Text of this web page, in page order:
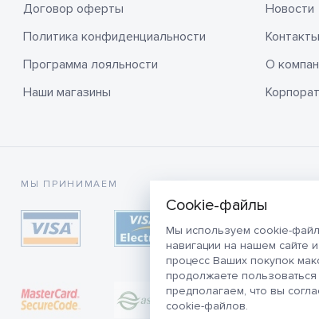
Мы используем cookie-
навигации на нашем сайте
процесс Ваших покупок
продолжаете
предполагаем, что вы
cookie-файлов.
Договор оферты
Политика конфиденциальности
Программа лояльности
Наши магазины
Новости
Контакты
О
МЫ ПРИНИМАЕМ